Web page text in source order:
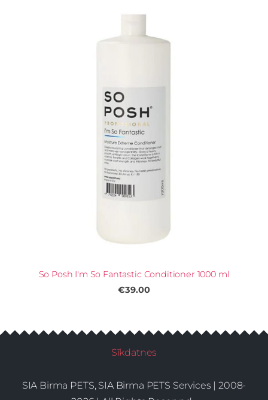
So Posh I'm So Fantastic Conditioner 1000 ml
€39.00
Sīkdatnes
SIA Birma PETS, SIA Birma PETS Services | 2008-